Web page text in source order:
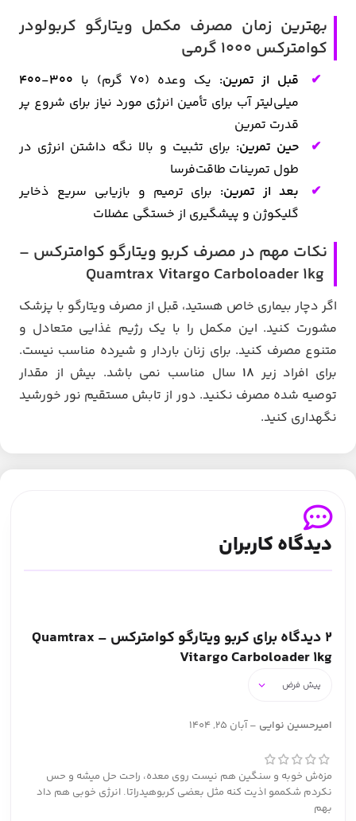
بهترین زمان مصرف مکمل ویتارگو کربولودر
کوامترکس 1000 گرمی
قبل از تمرین: یک وعده (70 گرم) با
300-400
میلی‌لیتر آب برای تأمین انرژی مورد نیاز برای شروع پر
قدرت تمرین
حین تمرین: برای تثبیت و بالا نگه داشتن انرژی در
طول تمرینات طاقت‌فرسا
بعد از تمرین: برای ترمیم و بازیابی سریع ذخایر
گلیکوژن و پیشگیری از خستگی عضلات
نکات مهم در مصرف کربو ویتارگو کوامترکس –
اگر دچار بیماری خاص هستید، قبل از مصرف ویتارگو با پزشک
مشورت کنید. این مکمل را با یک رژیم غذایی متعادل و
متنوع مصرف کنید. برای زنان باردار و شیرده مناسب نیست.
برای افراد زیر 18 سال مناسب نمی باشد. بیش از مقدار
توصیه شده مصرف نکنید. دور از تابش مستقیم نور خورشید
نگهداری کنید.
دیدگاه کاربران
2 دیدگاه برای
کربو ویتارگو کوامترکس – Quamtrax
Vitargo Carboloader 1kg
امیرحسین نوایی –آبان 25, 1404
مزه‌ش خوبه و سنگین هم نیست روی معده، راحت حل میشه و حس
نکردم شکممو اذیت کنه مثل بعضی کربوهیدراتا. انرژی خوبی هم داد
بهم